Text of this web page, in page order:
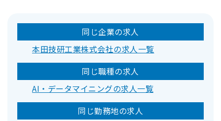
同じ企業の求人
本田技研工業株式会社の求人一覧
同じ職種の求人
AI・データマイニングの求人一覧
同じ勤務地の求人